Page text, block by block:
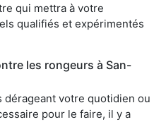
qui mettra à votre
qualifiés et expérimentés
les rongeurs à San-
votre quotidien ou
pour le faire, il y a